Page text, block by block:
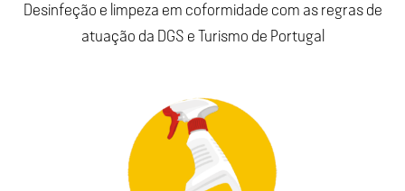
Desinfeção e limpeza em coformidade com as regras de
atuação da DGS e Turismo de Portugal